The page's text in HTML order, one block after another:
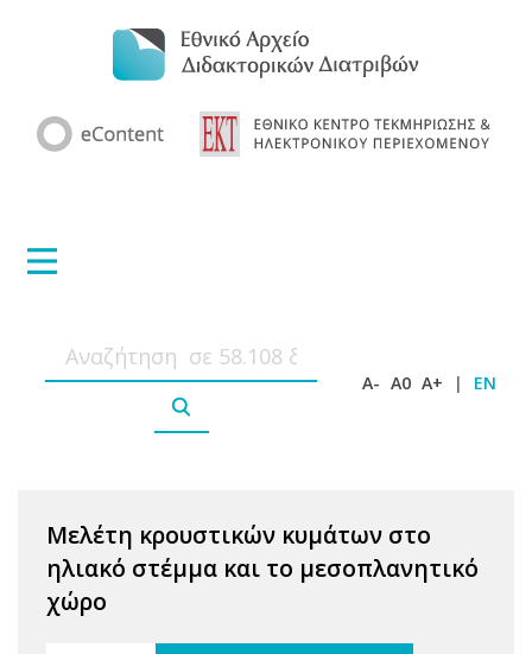
A- A0 A+ | EN
Μελέτη κρουστικών κυμάτων στο
ηλιακό στέμμα και το μεσοπλανητικό
χώρο